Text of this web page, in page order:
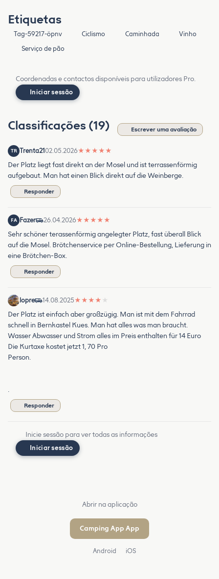
Etiquetas
Tag-59217-öpnv Ciclismo Caminhada
Vinho
Serviço de pão
Coordenadas e contactos disponíveis para utilizadores Pro.
Iniciar sessão
Classificações (19) Escrever uma avaliação
TR Trenta2102.05.2026★ ★ ★ ★ ★
Der Platz liegt fast direkt an der Mosel und ist terrassenförmig
aufgebaut. Man hat einen Blick direkt auf die Weinberge.
Responder
FA Fazer 26.04.2026★ ★ ★ ★ ★
Sehr schöner terassenförmig angelegter Platz, fast überall Blick
auf die Mosel. Brötchenservice per Online-Bestellung, Lieferung in
eine Brötchen-Box.
Responder
lopre 14.08.2025★ ★ ★ ★ ★
Der Platz ist einfach aber großzügig. Man ist mit dem Fahrrad
schnell in Bernkastel Kues. Man hat alles was man braucht.
Wasser Abwasser und Strom alles im Preis enthalten für 14 Euro
Die Kurtaxe kostet jetzt 1, 70 Pro
Person.
.
Responder
Inicie sessão para ver todas as informações
Iniciar sessão
Abrir na aplicação
Camping App App
Android iOS